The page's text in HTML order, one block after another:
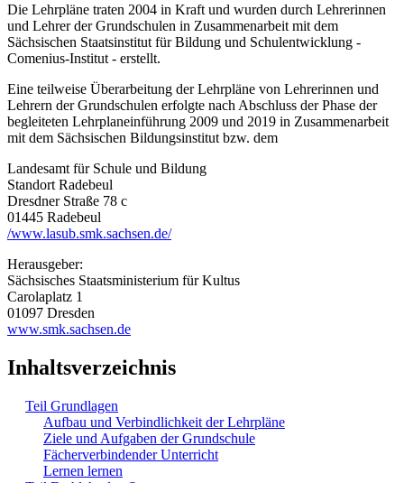
Die Lehrpläne traten 2004 in Kraft und wurden durch Lehrerinnen
und Lehrer der Grundschulen in Zusammenarbeit mit dem
Sächsischen Staatsinstitut für Bildung und Schulentwicklung -
Comenius-Institut - erstellt.
Eine teilweise Überarbeitung der Lehrpläne von Lehrerinnen und
Lehrern der Grundschulen erfolgte nach Abschluss der Phase der
begleiteten Lehrplaneinführung 2009 und 2019 in Zusammenarbeit
mit dem Sächsischen Bildungsinstitut bzw. dem
Landesamt für Schule und Bildung
Standort Radebeul
Dresdner Straße 78 c
01445 Radebeul
/www.lasub.smk.sachsen.de/
Herausgeber:
Sächsisches Staatsministerium für Kultus
Carolaplatz 1
01097 Dresden
www.smk.sachsen.de
Inhaltsverzeichnis
Teil Grundlagen
Aufbau und Verbindlichkeit der Lehrpläne
Ziele und Aufgaben der Grundschule
Fächerverbindender Unterricht
Lernen lernen